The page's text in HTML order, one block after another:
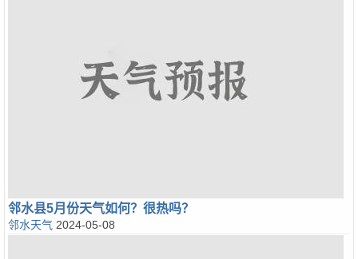
邻水县5月份天气如何？很热吗？
邻水天气 2024-05-08